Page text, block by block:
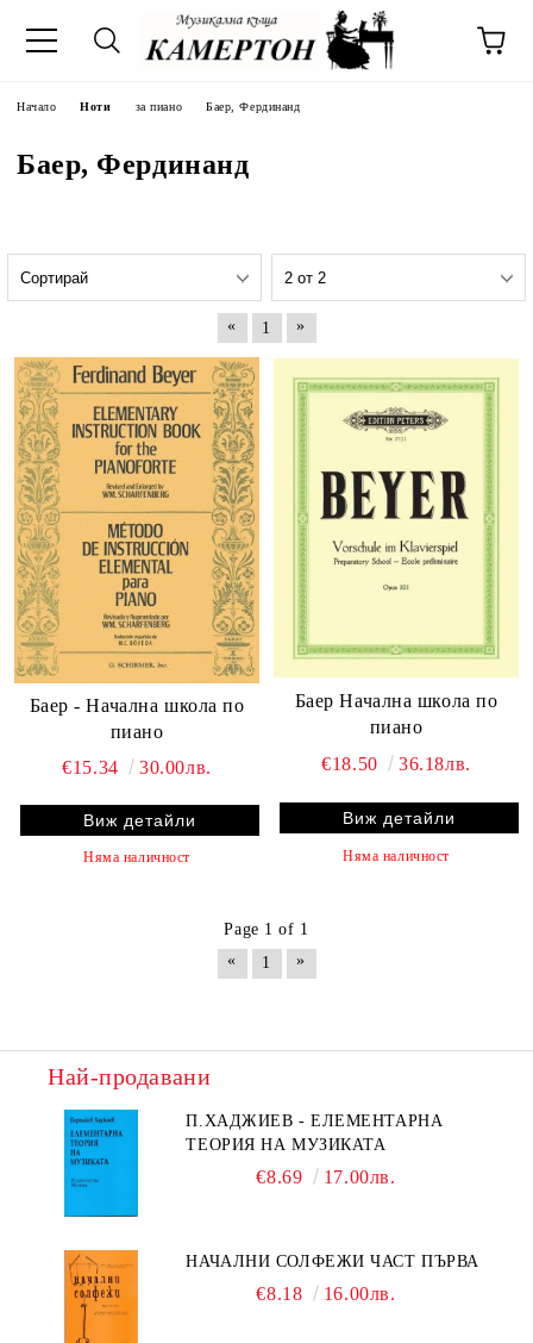
Начало Ноти за пиано Баер, Фердинанд
Баер, Фердинанд
« 1 »
Баер - Начална школа по
пиано
€15.34
30.00лв.
Виж детайли
Няма наличност
Баер Начална школа по
пиано
€18.50
36.18лв.
Виж детайли
Няма наличност
Page 1 of 1
«
1 »
Най-продавани
П.ХАДЖИЕВ - ЕЛЕМЕНТАРНА
ТЕОРИЯ НА МУЗИКАТА
€8.69 17.00лв.
НАЧАЛНИ СОЛФЕЖИ ЧАСТ ПЪРВА
€8.18 16.00лв.